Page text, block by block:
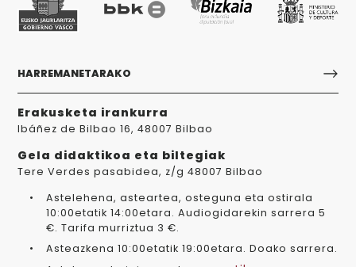
HARREMANETARAKO
Erakusketa irankurra
Ibáñez de Bilbao 16, 48007 Bilbao
Gela didaktikoa eta biltegiak
Tere Verdes pasabidea, z/g 48007 Bilbao
Astelehena, asteartea, osteguna eta ostirala
10:00etatik 14:00etara. Audiogidarekin sarrera 5
€. Tarifa murriztua 3 €.
Asteazkena 10:00etatik 19:00etara. Doako sarrera.